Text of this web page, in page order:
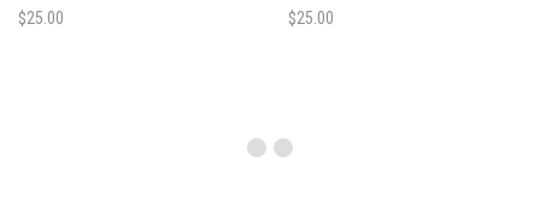
$25.00
$25.00